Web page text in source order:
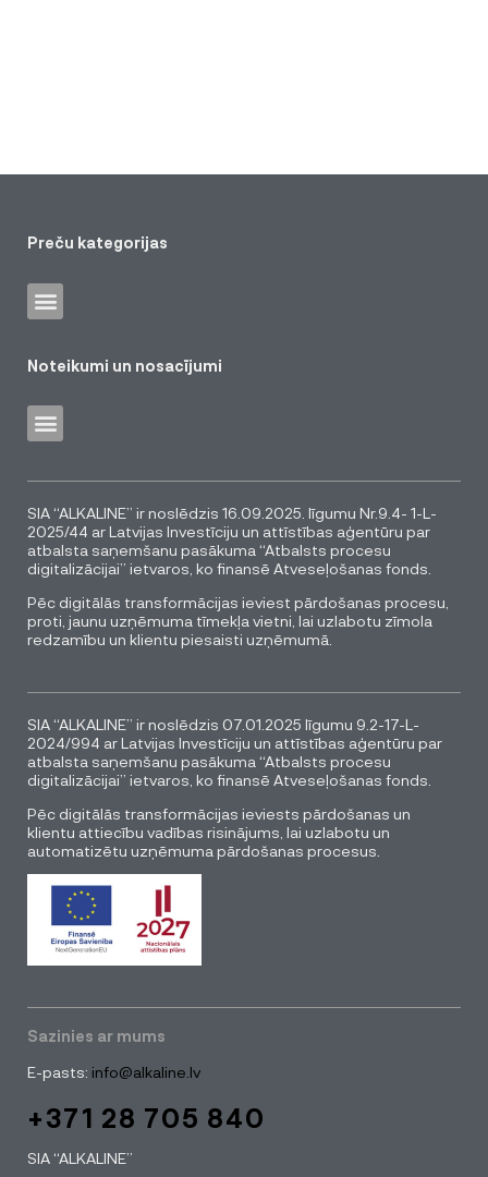
Preču kategorijas
Noteikumi un nosacījumi
SIA “ALKALINE” ir noslēdzis 16.09.2025. līgumu Nr.9.4- 1-L-
2025/44 ar Latvijas Investīciju un attīstības aģentūru par
atbalsta saņemšanu pasākuma “Atbalsts procesu
digitalizācijai” ietvaros, ko finansē Atveseļošanas fonds.
Pēc digitālās transformācijas ieviest pārdošanas procesu,
proti, jaunu uzņēmuma tīmekļa vietni, lai uzlabotu zīmola
redzamību un klientu piesaisti uzņēmumā.
SIA “ALKALINE” ir noslēdzis 07.01.2025 līgumu 9.2-17-L-
2024/994 ar Latvijas Investīciju un attīstības aģentūru par
atbalsta saņemšanu pasākuma “Atbalsts procesu
digitalizācijai” ietvaros, ko finansē Atveseļošanas fonds.
Pēc digitālās transformācijas ieviests pārdošanas un
klientu attiecību vadības risinājums, lai uzlabotu un
automatizētu uzņēmuma pārdošanas procesus.
Sazinies ar mums
E-pasts: info@alkaline.lv
+371 28 705 840
SIA “ALKALINE”